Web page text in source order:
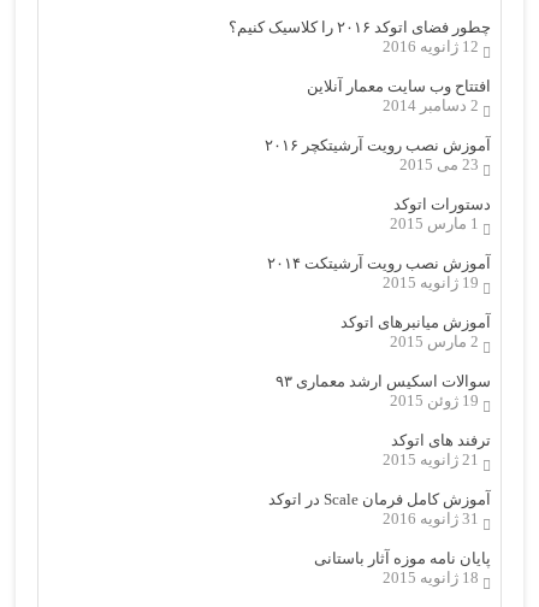
چطور فضای اتوکد ۲۰۱۶ را کلاسیک کنیم؟
12 ژانویه 2016
افتتاح وب سایت معمار آنلاین
2 دسامبر 2014
آموزش نصب رویت آرشیتکچر ۲۰۱۶
23 می 2015
دستورات اتوکد
1 مارس 2015
آموزش نصب رویت آرشیتکت ۲۰۱۴
19 ژانویه 2015
آموزش میانبرهای اتوکد
2 مارس 2015
سوالات اسکیس ارشد معماری ۹۳
19 ژوئن 2015
ترفند های اتوکد
21 ژانویه 2015
آموزش کامل فرمان Scale در اتوکد
31 ژانویه 2016
پایان نامه موزه آثار باستانی
18 ژانویه 2015